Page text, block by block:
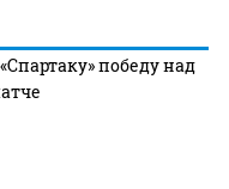
победу над